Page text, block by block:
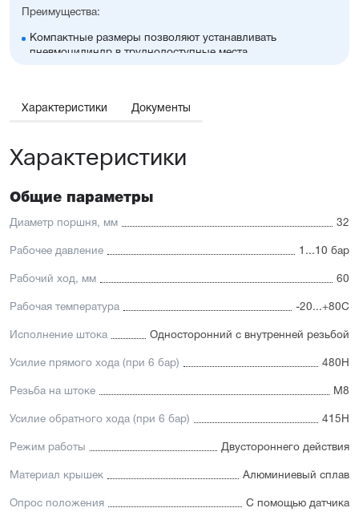
Преимущества:
Компактные размеры позволяют устанавливать
пневмоцилиндр в труднодоступные места
Широкий ассортимент опций и монтажных
Высокая производительность.
Имеется опрос положения и упругие элементы
демпфирования
трёх сторон
промышленности
Низкий уровень шума работы
Характеристики Документы
Характеристики
Общие параметры
Диаметр поршня, мм 32
Рабочее давление 1...10 бар
Рабочий ход, мм 60
Рабочая температура -20...+80С
Исполнение штока Односторонний с внутренней резьбой
Усилие прямого хода (при 6 бар) 480Н
Резьба на штоке М8
Усилие обратного хода (при 6 бар) 415Н
Режим работы Двустороннего действия
Материал крышек Алюминиевый сплав
Опрос положения С помощью датчика